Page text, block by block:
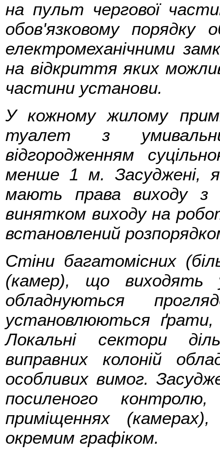
на пульт чергової
обов'язковому порядку
електромеханічними
на відкриття яких
частини установи.
У кожному жилому
туалет з
відгородженням
менше 1 м. Засуджені,
мають права виходу з
винятком виходу на
встановлений
Стіни багатомісних
(камер), що виходять
обладнуються
установлюються
Локальні сектори
виправних колоній
особливих вимог.
посиленого
приміщеннях
окремим графіком.